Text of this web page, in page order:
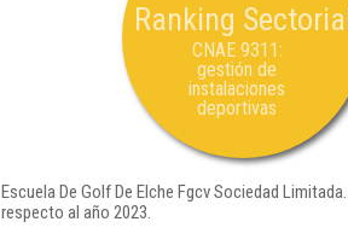
Ranking
CNAE 9311:
gestión de
instalaciones
deportivas
Escuela De Golf De Elche Fgcv Sociedad
respecto al año 2023.